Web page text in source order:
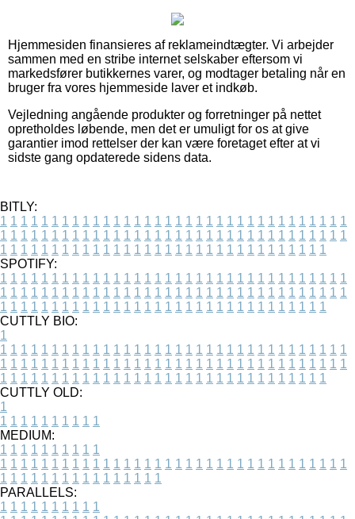
Hjemmesiden finansieres af reklameindtægter. Vi arbejder
sammen med en stribe internet selskaber eftersom vi
markedsfører butikkernes varer, og modtager betaling når en
bruger fra vores hjemmeside laver et indkøb.
Vejledning angående produkter og forretninger på nettet
opretholdes løbende, men det er umuligt for os at give
garantier imod rettelser der kan være foretaget efter at vi
sidste gang opdaterede sidens data.
BITLY:
1 1 1 1 1 1 1 1 1 1 1 1 1 1 1 1 1 1 1 1 1 1 1 1 1 1 1 1 1 1 1 1 1 1
1 1 1 1 1 1 1 1 1 1 1 1 1 1 1 1 1 1 1 1 1 1 1 1 1 1 1 1 1 1 1 1 1 1
1 1 1 1 1 1 1 1 1 1 1 1 1 1 1 1 1 1 1 1 1 1 1 1 1 1 1 1 1 1 1 1
SPOTIFY:
1 1 1 1 1 1 1 1 1 1 1 1 1 1 1 1 1 1 1 1 1 1 1 1 1 1 1 1 1 1 1 1 1 1
1 1 1 1 1 1 1 1 1 1 1 1 1 1 1 1 1 1 1 1 1 1 1 1 1 1 1 1 1 1 1 1 1 1
1 1 1 1 1 1 1 1 1 1 1 1 1 1 1 1 1 1 1 1 1 1 1 1 1 1 1 1 1 1 1 1
CUTTLY BIO:
1
1 1 1 1 1 1 1 1 1 1 1 1 1 1 1 1 1 1 1 1 1 1 1 1 1 1 1 1 1 1 1 1 1 1
1 1 1 1 1 1 1 1 1 1 1 1 1 1 1 1 1 1 1 1 1 1 1 1 1 1 1 1 1 1 1 1 1 1
1 1 1 1 1 1 1 1 1 1 1 1 1 1 1 1 1 1 1 1 1 1 1 1 1 1 1 1 1 1 1 1
CUTTLY OLD:
1
1 1 1 1 1 1 1 1 1 1
MEDIUM:
1 1 1 1 1 1 1 1 1 1
1 1 1 1 1 1 1 1 1 1 1 1 1 1 1 1 1 1 1 1 1 1 1 1 1 1 1 1 1 1 1 1 1 1
1 1 1 1 1 1 1 1 1 1 1 1 1 1 1 1
PARALLELS:
1 1 1 1 1 1 1 1 1 1